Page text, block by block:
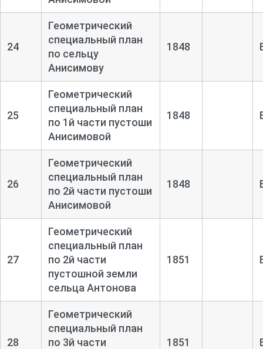
24
Геометрический
специальный план
по сельцу
Анисимову
1848
25
Геометрический
специальный план
по 1й части пустоши
Анисимовой
1848
26
Геометрический
специальный план
по 2й части пустоши
Анисимовой
1848
27
Геометрический
специальный план
по 2й части
пустошной земли
сельца Антонова
1851
28
Геометрический
специальный план
по 3й части
1851